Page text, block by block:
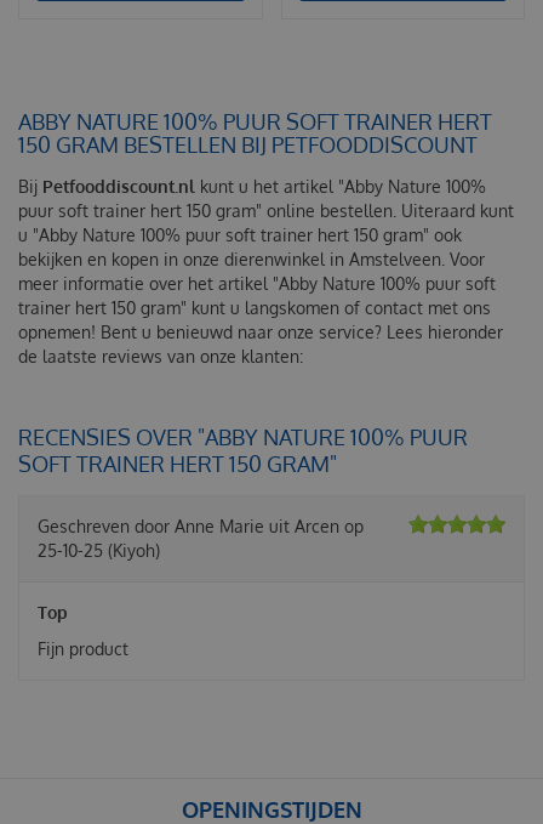
ABBY NATURE 100% PUUR SOFT TRAINER HERT
150 GRAM BESTELLEN BIJ PETFOODDISCOUNT
Bij Petfooddiscount.nl kunt u het artikel "Abby Nature 100%
puur soft trainer hert 150 gram" online bestellen. Uiteraard kunt
u "Abby Nature 100% puur soft trainer hert 150 gram" ook
bekijken en kopen in onze dierenwinkel in Amstelveen. Voor
meer informatie over het artikel "Abby Nature 100% puur soft
trainer hert 150 gram" kunt u langskomen of contact met ons
opnemen! Bent u benieuwd naar onze service? Lees hieronder
de laatste reviews van onze klanten:
RECENSIES OVER "ABBY NATURE 100% PUUR
SOFT TRAINER HERT 150 GRAM"
Geschreven door Anne Marie uit Arcen op
25-10-25 (Kiyoh)
Top
Fijn product
OPENINGSTIJDEN